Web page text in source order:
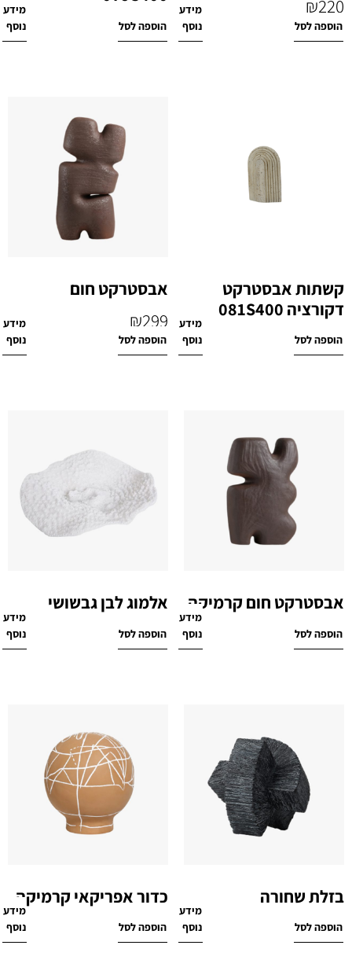
₪220
הוספה לסל
מידע
נוסף
₪220
הוספה לסל
מידע
נוסף
קשתות אבסטרקט
דקורציה 081S400
₪180
הוספה לסל
מידע
נוסף
אבסטרקט חום
₪299
הוספה לסל
מידע
נוסף
אבסטרקט חום קרמיקה
₪299
הוספה לסל
מידע
נוסף
אלמוג לבן גבשושי
₪419
הוספה לסל
מידע
נוסף
בזלת שחורה
₪219
הוספה לסל
מידע
נוסף
כדור אפריקאי קרמיקה
₪329
הוספה לסל
מידע
נוסף